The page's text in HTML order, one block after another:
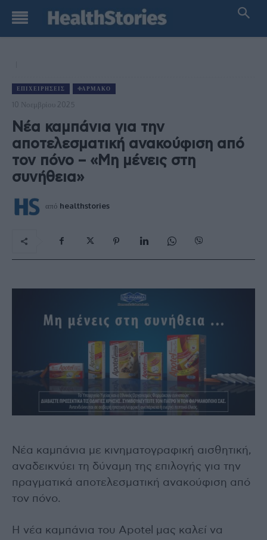
ΕΠΙΧΕΙΡΉΣΕΙΣ ΦΆΡΜΑΚΟ
10 Νοεμβρίου 2025
Νέα καμπάνια για την
αποτελεσματική ανακούφιση από
τον πόνο – «Μη μένεις στη
συνήθεια»
από healthstories
Νέα καμπάνια με κινηματογραφική αισθητική,
αναδεικνύει τη δύναμη της επιλογής για την
πραγματικά αποτελεσματική ανακούφιση από
τον πόνο.
Η νέα καμπάνια του Apotel μας καλεί να